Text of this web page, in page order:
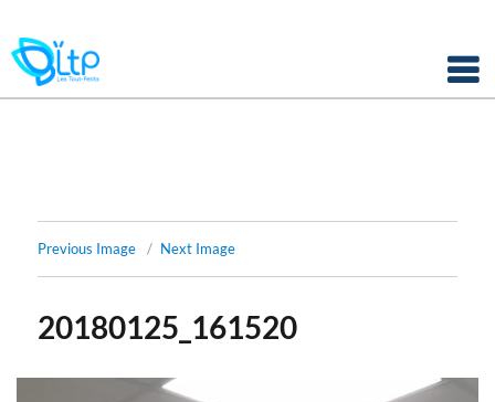
Skip
to
Previous Image Next Image
20180125_161520